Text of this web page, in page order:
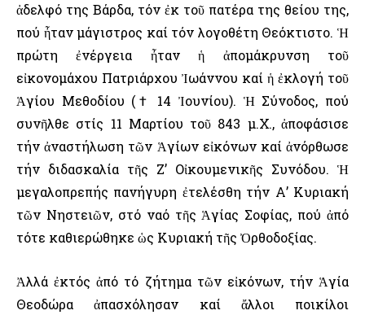
ἀδελφό της Βάρδα, τόν ἐκ τοῦ πατέρα της θείου της,
πού ἦταν μάγιστρος καί τόν λογοθέτη Θεόκτιστο. Ἡ
πρώτη ἐνέργεια ἦταν ἡ ἀπομάκρυνση τοῦ
εἰκονομάχου Πατριάρχου Ἰωάννου καί ἡ ἐκλογή τοῦ
Ἁγίου Μεθοδίου († 14 Ἰουνίου). Ἡ Σύνοδος, πού
συνῆλθε στίς 11 Μαρτίου τοῦ 843 μ.Χ., ἀποφάσισε
τήν ἀναστήλωση τῶν Ἁγίων εἰκόνων καί ἀνόρθωσε
τήν διδασκαλία τῆς Ζ’ Οἰκουμενικῆς Συνόδου. Ἡ
μεγαλοπρεπής πανήγυρη ἐτελέσθη τήν Α’ Κυριακή
τῶν Νηστειῶν, στό ναό τῆς Ἁγίας Σοφίας, πού ἀπό
τότε καθιερώθηκε ὡς Κυριακή τῆς Ὀρθοδοξίας.
Ἀλλά ἐκτός ἀπό τό ζήτημα τῶν εἰκόνων, τήν Ἁγία
Θεοδώρα ἀπασχόλησαν καί ἄλλοι ποικίλοι